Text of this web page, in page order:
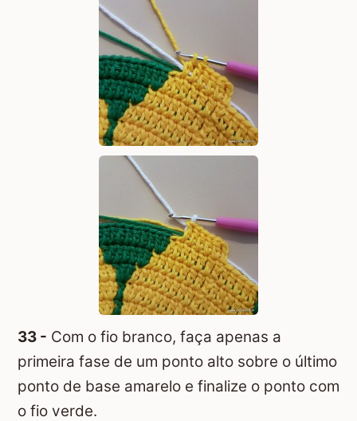
33 - Com o fio branco, faça apenas a
primeira fase de um ponto alto sobre o último
ponto de base amarelo e finalize o ponto com
o fio verde.